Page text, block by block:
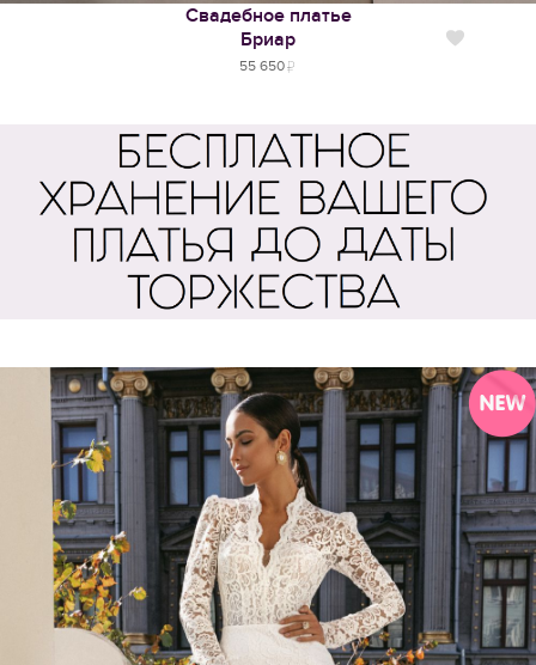
Свадебное платье
Бриар
55 650